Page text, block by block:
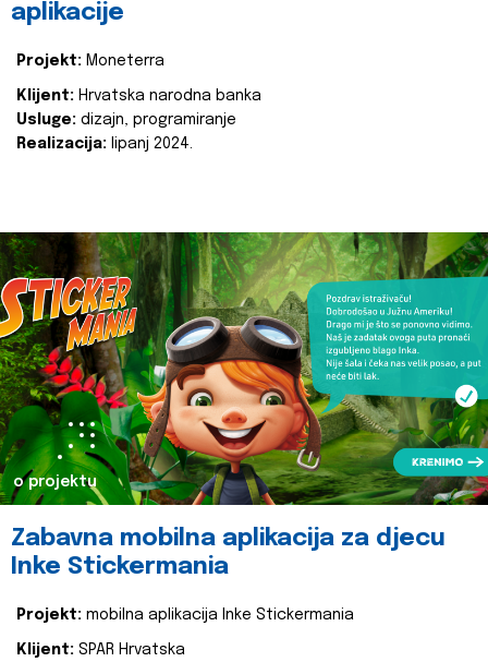
aplikacije
Projekt: Moneterra
Klijent: Hrvatska narodna banka
Usluge: dizajn, programiranje
Realizacija: lipanj 2024.
o projektu
Zabavna mobilna aplikacija za djecu
Inke Stickermania
Projekt: mobilna aplikacija Inke Stickermania
Klijent: SPAR Hrvatska